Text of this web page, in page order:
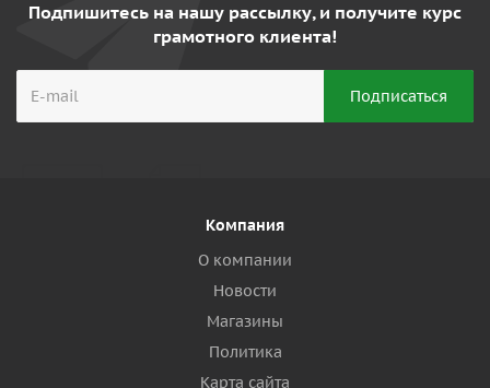
Подпишитесь на нашу рассылку, и получите курс
грамотного клиента!
Компания
О компании
Новости
Магазины
Политика
Карта сайта